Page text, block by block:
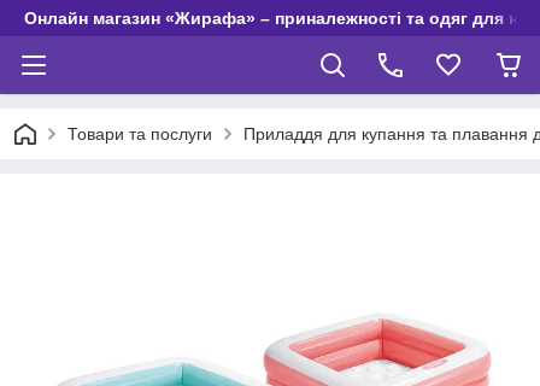
Онлайн магазин «Жирафа» – приналежності та одяг для
Товари та послуги Приладдя для купання та плавання